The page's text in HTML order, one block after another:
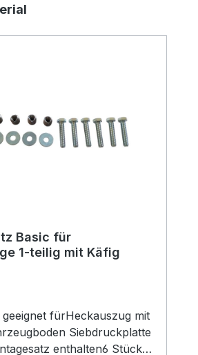
Basic für
1-teilig mit Käfig
fürHeckauszug mit
Siebdruckplatte
enthalten6 Stück